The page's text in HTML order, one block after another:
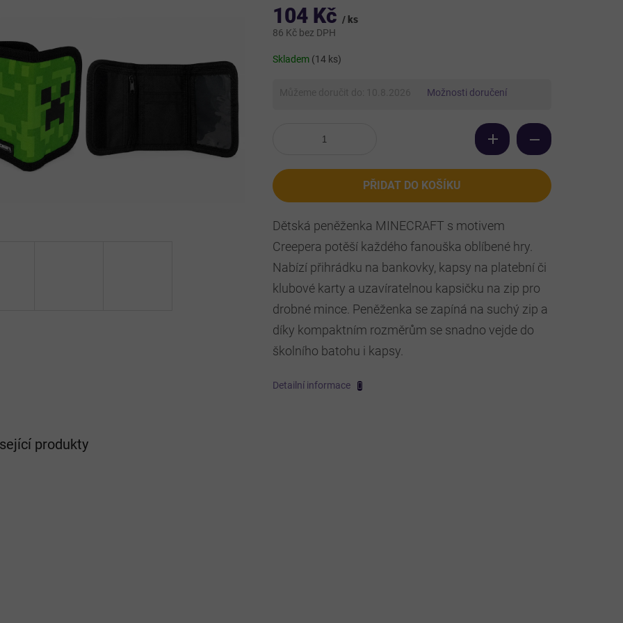
104 Kč / ks
86 Kč bez DPH
cena:
Skladem (14 ks)
Možnosti doručení
PŘIDAT DO KOŠÍKU
Dětská peněženka MINECRAFT s motivem
Creepera potěší každého fanouška oblíbené hry.
Nabízí přihrádku na bankovky, kapsy na platební či
klubové karty a uzavíratelnou kapsičku na zip pro
drobné mince. Peněženka se zapíná na suchý zip a
díky kompaktním rozměrům se snadno vejde do
školního batohu i kapsy.
Detailní informace
produkty